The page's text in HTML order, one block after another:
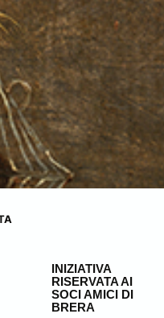
INIZIATIVA
RISERVATA AI
SOCI AMICI DI
BRERA